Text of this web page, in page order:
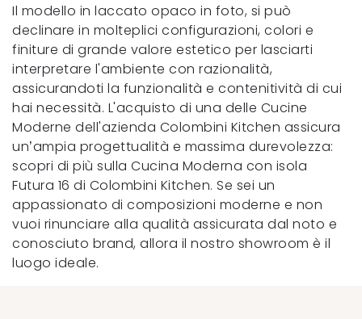
Il modello in laccato opaco in foto, si può
declinare in molteplici configurazioni, colori e
finiture di grande valore estetico per lasciarti
interpretare l'ambiente con razionalità,
assicurandoti la funzionalità e contenitività di cui
hai necessità. L'acquisto di una delle Cucine
Moderne dell'azienda Colombini Kitchen assicura
un’ampia progettualità e massima durevolezza:
scopri di più sulla Cucina Moderna con isola
Futura 16 di Colombini Kitchen. Se sei un
appassionato di composizioni moderne e non
vuoi rinunciare alla qualità assicurata dal noto e
conosciuto brand, allora il nostro showroom è il
luogo ideale.